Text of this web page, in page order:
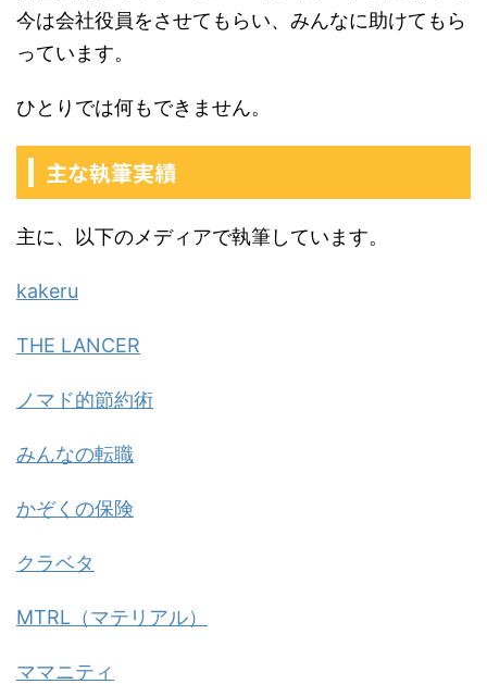
今は会社役員をさせてもらい、みんなに助けてもら
っています。
ひとりでは何もできません。
主な執筆実績
主に、以下のメディアで執筆しています。
kakeru
THE LANCER
ノマド的節約術
みんなの転職
かぞくの保険
クラベタ
MTRL（マテリアル）
ママニティ